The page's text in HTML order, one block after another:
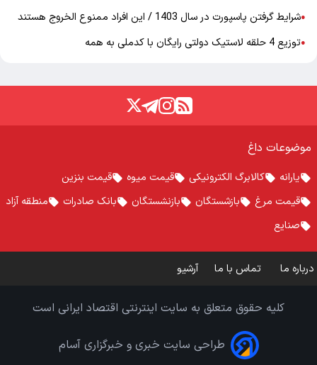
●شرایط گرفتن پاسپورت در سال 1403 / این افراد ممنوع الخروج هستند
●توزیع 4 حلقه لاستیک دولتی رایگان با کدملی به همه
موضوعات داغ
یارانه کالابرگ الکترونیکی قیمت میوه
قیمت بنزین
قیمت مرغ
بازشستگان بازنشستگان بانک صادرات
منطقه آزاد
صنایع
درباره ما تماس با ما آرشیو
کلیه حقوق متعلق به سایت اینترنتی اقتصاد ایرانی است
طراحی سایت خبری و خبرگزاری آسام